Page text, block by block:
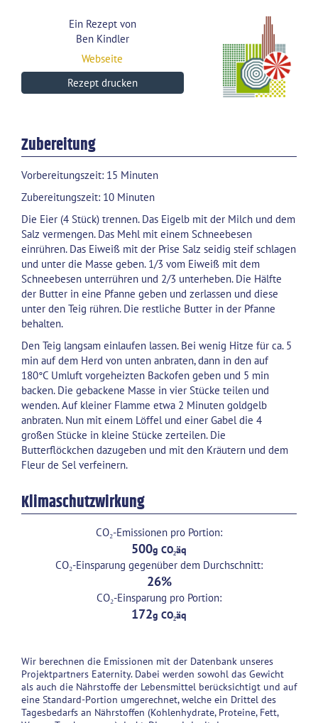
Ein Rezept von
Ben Kindler
Webseite
Rezept drucken
Zubereitung
Vorbereitungszeit: 15 Minuten
Zubereitungszeit: 10 Minuten
Die Eier (4 Stück) trennen. Das Eigelb mit der Milch und dem
Salz vermengen. Das Mehl mit einem Schneebesen
einrühren. Das Eiweiß mit der Prise Salz seidig steif schlagen
und unter die Masse geben. 1/3 vom Eiweiß mit dem
Schneebesen unterrühren und 2/3 unterheben. Die Hälfte
der Butter in eine Pfanne geben und zerlassen und diese
unter den Teig rühren. Die restliche Butter in der Pfanne
behalten.
Den Teig langsam einlaufen lassen. Bei wenig Hitze für ca. 5
min auf dem Herd von unten anbraten, dann in den auf
180°C Umluft vorgeheizten Backofen geben und 5 min
backen. Die gebackene Masse in vier Stücke teilen und
wenden. Auf kleiner Flamme etwa 2 Minuten goldgelb
anbraten. Nun mit einem Löffel und einer Gabel die 4
großen Stücke in kleine Stücke zerteilen. Die
Butterflöckchen dazugeben und mit den Kräutern und dem
Fleur de Sel verfeinern.
Klimaschutzwirkung
CO₂-Emissionen pro Portion:
500
CO₂-Einsparung gegenüber dem Durchschnitt:
26
CO₂-Einsparung pro Portion:
172
Wir berechnen die Emissionen mit der Datenbank unseres
Projektpartners Eaternity. Dabei werden sowohl das Gewicht
als auch die Nährstoffe der Lebensmittel berücksichtigt und auf
eine Standard-Portion umgerechnet, welche ein Drittel des
Tagesbedarfs an Nährstoffen (Kohlenhydrate, Proteine, Fett,